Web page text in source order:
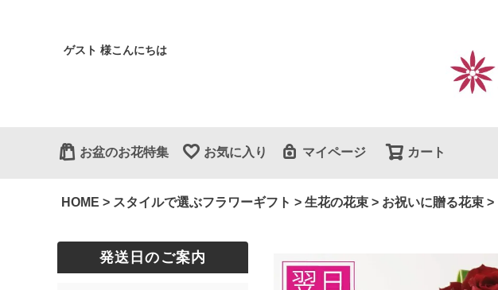
ゲスト 様こんにちは
お盆のお花特集 お気に入り マイページ カート
HOME スタイルで選ぶフラワーギフト 生花の花束 お祝いに贈る花束
発送日のご案内